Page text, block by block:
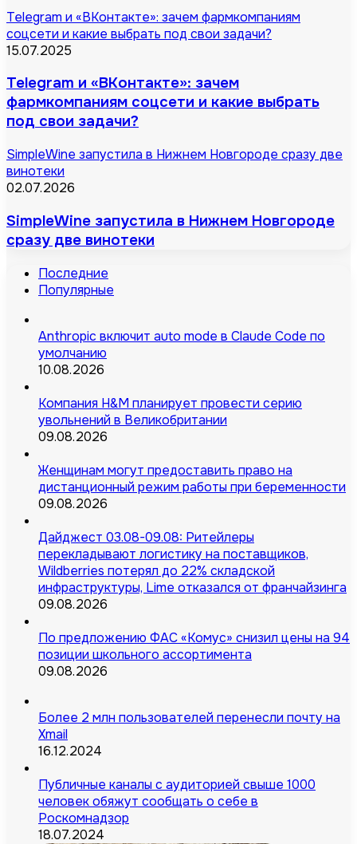
Telegram и «ВКонтакте»: зачем фармкомпаниям
соцсети и какие выбрать под свои задачи?
15.07.2025
Telegram и «ВКонтакте»: зачем
фармкомпаниям соцсети и какие выбрать
под свои задачи?
SimpleWine запустила в Нижнем Новгороде сразу две
винотеки
02.07.2026
SimpleWine запустила в Нижнем Новгороде
сразу две винотеки
Последние
Популярные
Anthropic включит auto mode в Claude Code по
умолчанию
10.08.2026
Компания H&M планирует провести серию
увольнений в Великобритании
09.08.2026
Женщинам могут предоставить право на
дистанционный режим работы при беременности
09.08.2026
Дайджест 03.08-09.08: Ритейлеры
перекладывают логистику на поставщиков,
Wildberries потерял до 22% складской
инфраструктуры, Lime отказался от франчайзинга
09.08.2026
По предложению ФАС «Комус» снизил цены на 94
позиции школьного ассортимента
09.08.2026
Более 2 млн пользователей перенесли почту на
Xmail
16.12.2024
Публичные каналы с аудиторией свыше 1000
человек обяжут сообщать о себе в
Роскомнадзор
18.07.2024